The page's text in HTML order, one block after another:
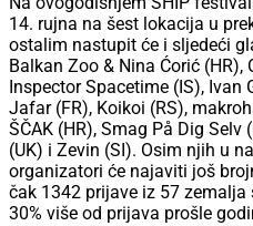
14. rujna na šest lokacija u
ostalim nastupit će i sljedeći
Balkan Zoo & Nina Ćorić (HR),
Inspector Spacetime (IS),
Jafar (FR), Koikoi (RS),
ŠČAK (HR), Smag På Dig Selv
(UK) i Zevin (SI). Osim njih u
organizatori će najaviti još
čak 1342 prijave iz 57
30% više od prijava prošle